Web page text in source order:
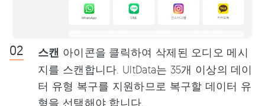
스캔 아이콘을 클릭하여 삭제된 오디오 메시
지를 스캔합니다. UltData는 35개 이상의 데이
터 유형 복구를 지원하므로 복구할 데이터 유
형을 선택해야 합니다.